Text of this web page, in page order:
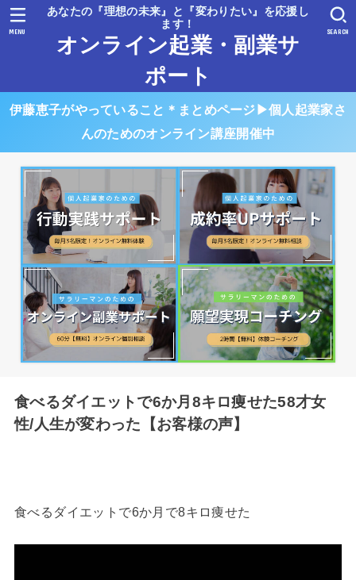
あなたの『理想の未来』と『変わりたい』を応援し
ます！
オンライン起業・副業サ
ポート
SEARCH
MENU
伊藤恵子がやっていること＊まとめページ▶︎個人起業家さ
んのためのオンライン講座開催中
食べるダイエットで6か月8キロ痩せた58才女
性/人生が変わった【お客様の声】
食べるダイエットで6か月で8キロ痩せた